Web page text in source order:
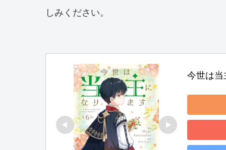
しみください。
今世は当